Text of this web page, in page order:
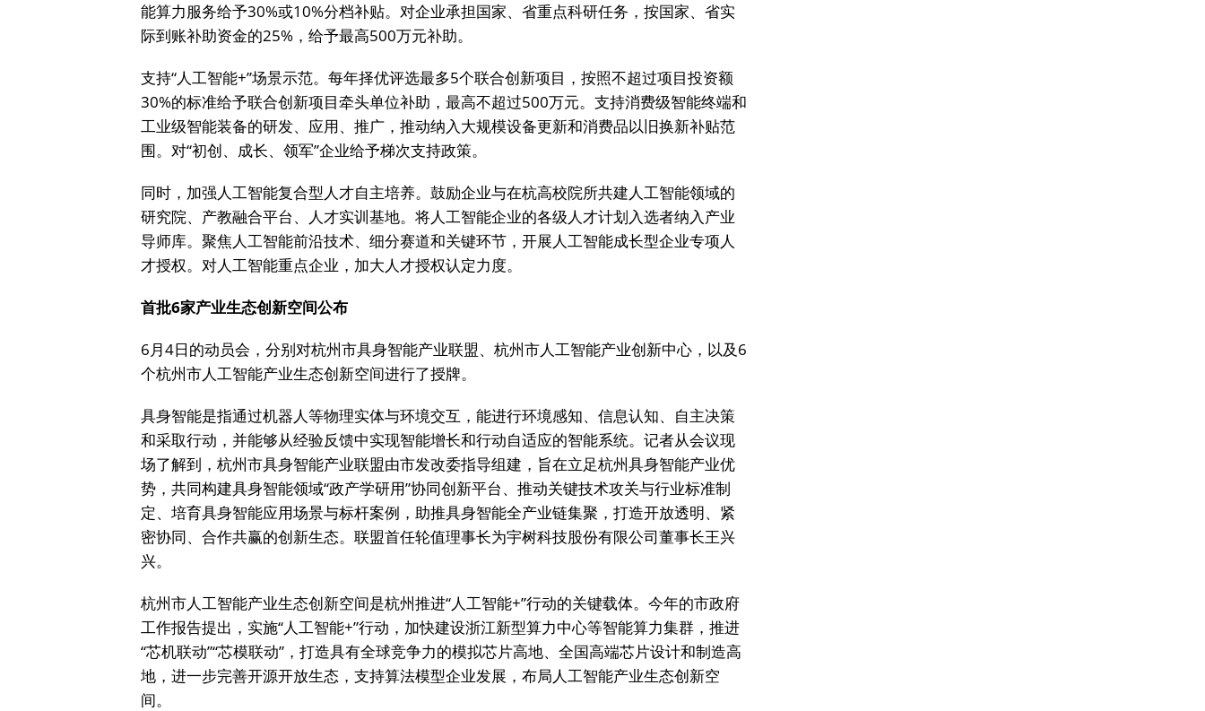
能算力服务给予30%或10%分档补贴。对企业承担国家、省重点科研任务，按国家、省实
际到账补助资金的25%，给予最高500万元补助。
支持“人工智能+”场景示范。每年择优评选最多5个联合创新项目，按照不超过项目投资额
30%的标准给予联合创新项目牵头单位补助，最高不超过500万元。支持消费级智能终端和
工业级智能装备的研发、应用、推广，推动纳入大规模设备更新和消费品以旧换新补贴范
围。对“初创、成长、领军”企业给予梯次支持政策。
同时，加强人工智能复合型人才自主培养。鼓励企业与在杭高校院所共建人工智能领域的
研究院、产教融合平台、人才实训基地。将人工智能企业的各级人才计划入选者纳入产业
导师库。聚焦人工智能前沿技术、细分赛道和关键环节，开展人工智能成长型企业专项人
才授权。对人工智能重点企业，加大人才授权认定力度。
首批6家产业生态创新空间公布
6月4日的动员会，分别对杭州市具身智能产业联盟、杭州市人工智能产业创新中心，以及6
个杭州市人工智能产业生态创新空间进行了授牌。
具身智能是指通过机器人等物理实体与环境交互，能进行环境感知、信息认知、自主决策
和采取行动，并能够从经验反馈中实现智能增长和行动自适应的智能系统。记者从会议现
场了解到，杭州市具身智能产业联盟由市发改委指导组建，旨在立足杭州具身智能产业优
势，共同构建具身智能领域“政产学研用”协同创新平台、推动关键技术攻关与行业标准制
定、培育具身智能应用场景与标杆案例，助推具身智能全产业链集聚，打造开放透明、紧
密协同、合作共赢的创新生态。联盟首任轮值理事长为宇树科技股份有限公司董事长王兴
兴。
杭州市人工智能产业生态创新空间是杭州推进“人工智能+”行动的关键载体。今年的市政府
工作报告提出，实施“人工智能+”行动，加快建设浙江新型算力中心等智能算力集群，推进
“芯机联动”“芯模联动”，打造具有全球竞争力的模拟芯片高地、全国高端芯片设计和制造高
地，进一步完善开源开放生态，支持算法模型企业发展，布局人工智能产业生态创新空
间。